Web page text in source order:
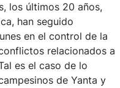
los últimos 20 años,
han seguido
en el control de la
relacionados a
es el caso de lo
de Yanta y